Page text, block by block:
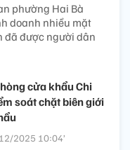
phường Hai Bà
doanh nhiều mặt
đã được người dân
cửa khẩu Chi
soát chặt biên giới
2025 10:04’